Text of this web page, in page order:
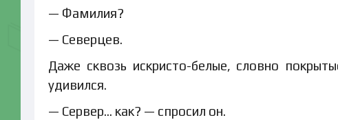
— Фамилия?
— Северцев.
Даже сквозь искристо-белые, словно
удивился.
— Сервер… как? — спросил он.